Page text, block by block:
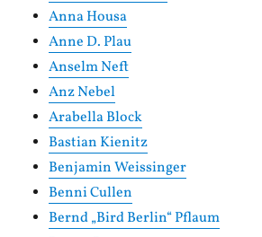
Anna Housa
Anne D. Plau
Anselm Neft
Anz Nebel
Arabella Block
Bastian Kienitz
Benjamin Weissinger
Benni Cullen
Bernd „Bird Berlin“ Pflaum